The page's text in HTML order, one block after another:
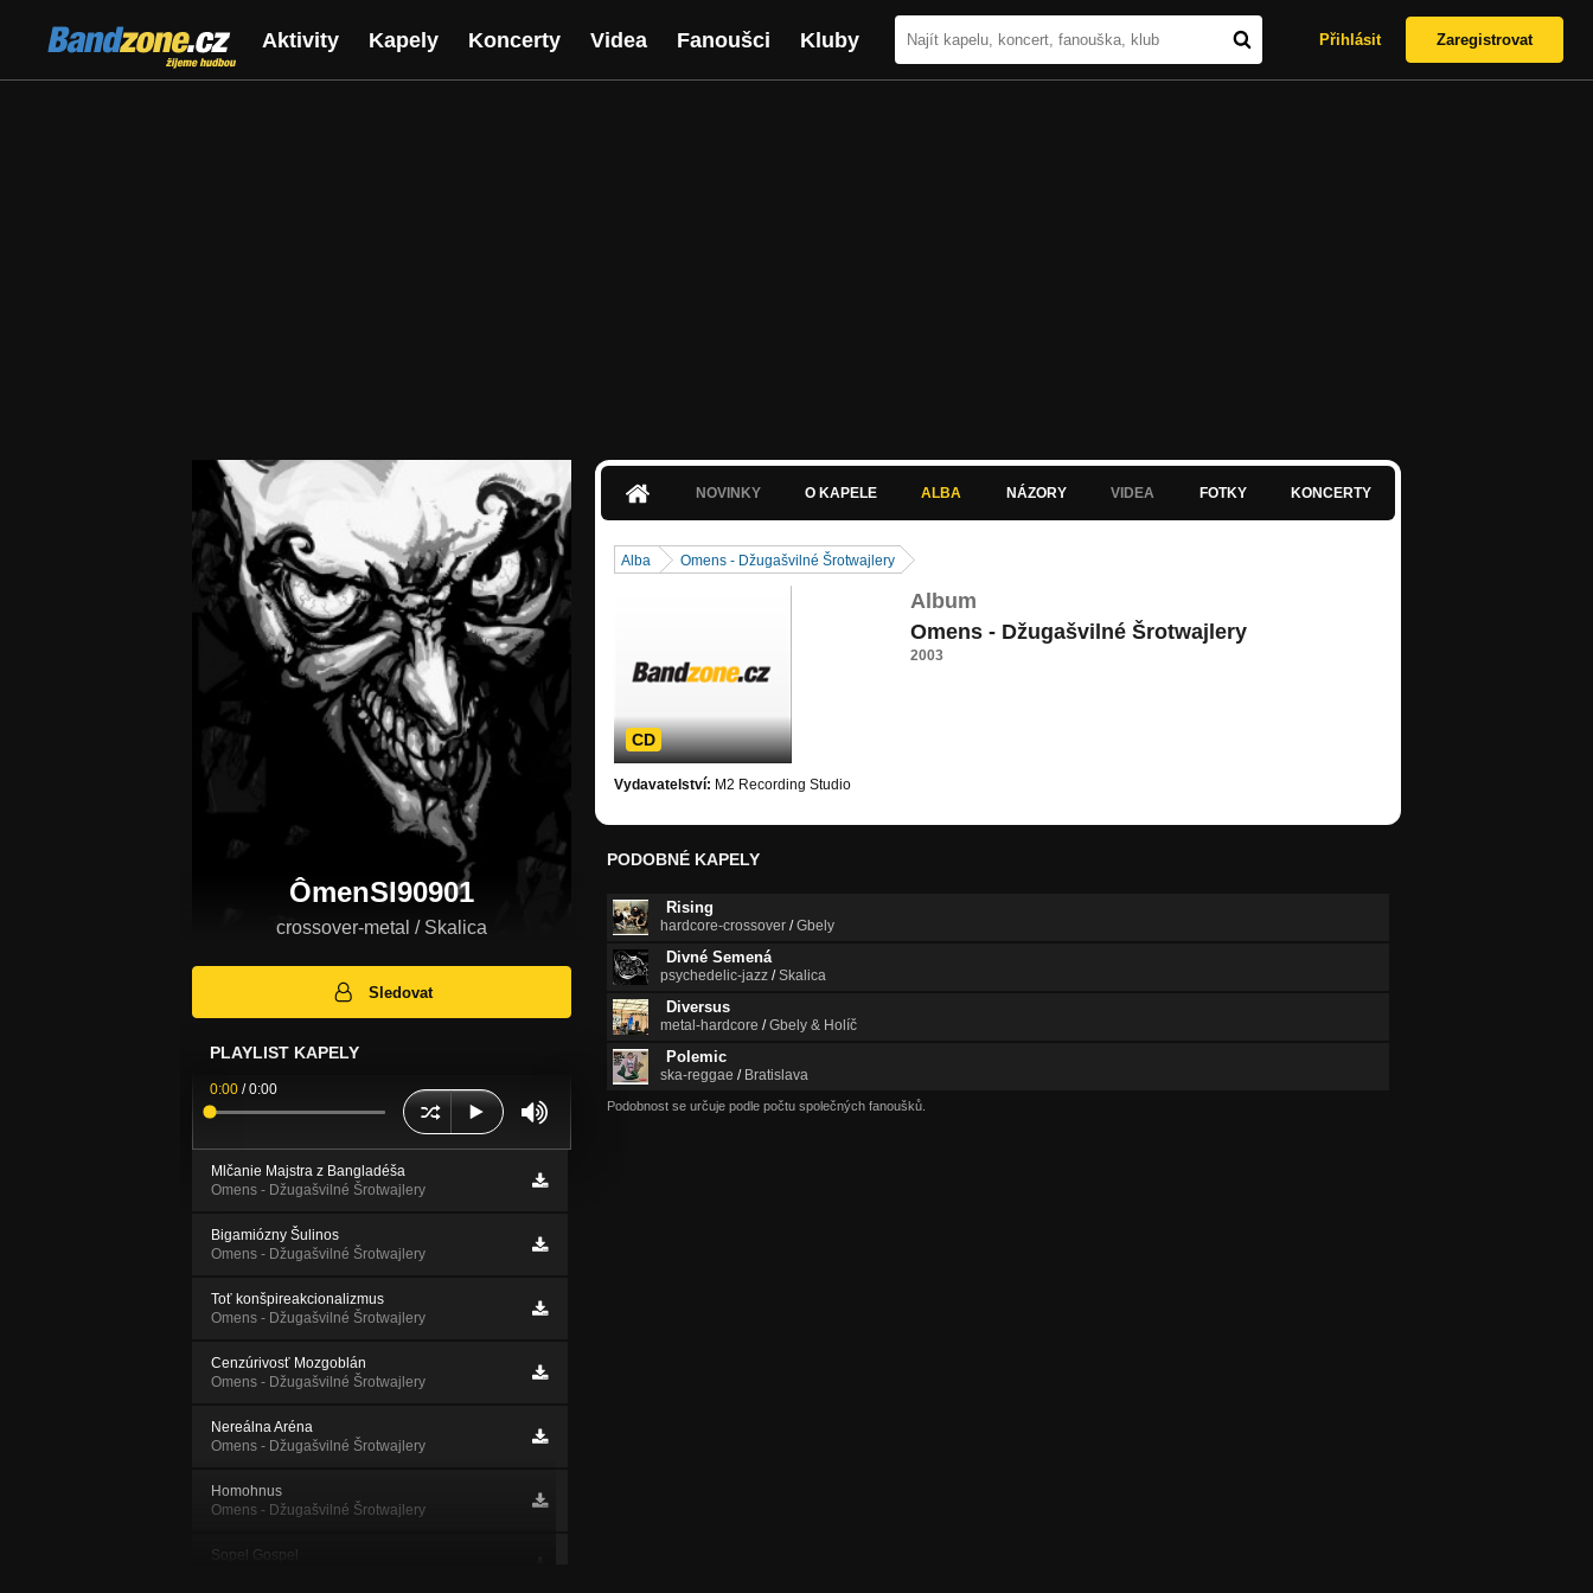
Bandzone.cz
žijeme hudbou
Aktivity Kapely Koncerty Videa Fanoušci Kluby Přihlásit Zaregistrovat
ÔmenSI90901
crossover-metal / Skalica
Sledovat
PLAYLIST KAPELY
0:00 /0:00
Mlčanie Majstra z Bangladéša
Omens - Džugašvilné Šrotwajlery
Bigamiózny Šulinos
Omens - Džugašvilné Šrotwajlery
Toť konšpireakcionalizmus
Omens - Džugašvilné Šrotwajlery
Cenzúrivosť Mozgoblán
Omens - Džugašvilné Šrotwajlery
Nereálna Aréna
Omens - Džugašvilné Šrotwajlery
Homohnus
Omens - Džugašvilné Šrotwajlery
Sopel Gospel
NOVINKY O KAPELE ALBA NÁZORY VIDEA FOTKY KONCERTY
Alba Omens - Džugašvilné Šrotwajlery
CD
Vydavatelství: M2 Recording Studio
Album
Omens - Džugašvilné Šrotwajlery
2003
PODOBNÉ KAPELY
Rising
hardcore-crossover /Gbely
Divné Semená
psychedelic-jazz /Skalica
Diversus
metal-hardcore /Gbely & Holíč
Polemic
ska-reggae / Bratislava
Podobnost se určuje podle počtu společných fanoušků.